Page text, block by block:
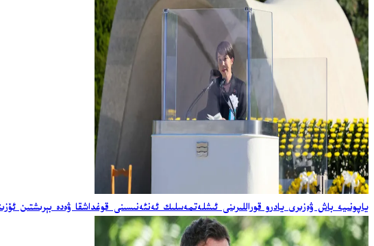
ياپونىيە باش ۋەزىرى يادرو قوراللىرىنى ئىشلەتمەسلىك ئەنئەنىسىنى قوغداشقا ۋەدە بېرىشتىن